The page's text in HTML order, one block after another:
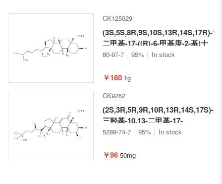
CK125029
(3S,5S,8R,9S,10S,13R,14S,17R)-
二甲基-17-((R)-6-甲基庚-2-基)十
六氢-1H-环戊烷并[a]菲-3-醇
80-97-7 95% In stock
￥160 1g
CK9262
(2S,3R,5R,9R,10R,13R,14S,17S)-
三羟基-10,13-二甲基-17-
((3R)-2,3,6-三羟基-6-甲基庚-2-
十二氢-1H-环戊烷并[a]菲-6(10H)-
5289-74-7 95% In stock
￥96 50mg